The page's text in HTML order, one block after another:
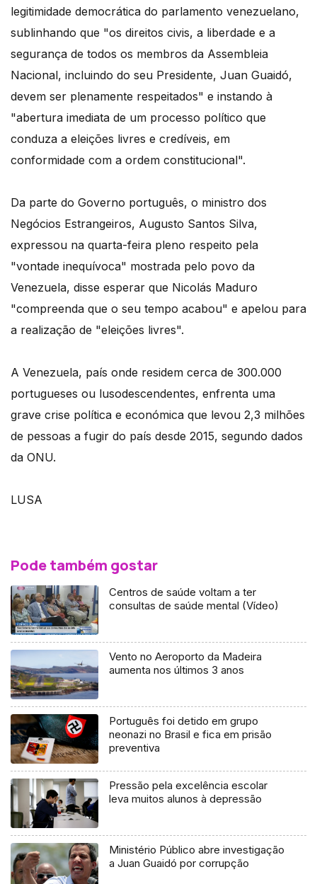
legitimidade democrática do parlamento venezuelano,
sublinhando que "os direitos civis, a liberdade e a
segurança de todos os membros da Assembleia
Nacional, incluindo do seu Presidente, Juan Guaidó,
devem ser plenamente respeitados" e instando à
"abertura imediata de um processo político que
conduza a eleições livres e credíveis, em
conformidade com a ordem constitucional".
Da parte do Governo português, o ministro dos
Negócios Estrangeiros, Augusto Santos Silva,
expressou na quarta-feira pleno respeito pela
"vontade inequívoca" mostrada pelo povo da
Venezuela, disse esperar que Nicolás Maduro
"compreenda que o seu tempo acabou" e apelou para
a realização de "eleições livres".
A Venezuela, país onde residem cerca de 300.000
portugueses ou lusodescendentes, enfrenta uma
grave crise política e económica que levou 2,3 milhões
de pessoas a fugir do país desde 2015, segundo dados
da ONU.
LUSA
Pode também gostar
Centros de saúde voltam a ter
consultas de saúde mental (Vídeo)
Vento no Aeroporto da Madeira
aumenta nos últimos 3 anos
Português foi detido em grupo
neonazi no Brasil e fica em prisão
preventiva
Pressão pela excelência escolar
leva muitos alunos à depressão
Ministério Público abre investigação
a Juan Guaidó por corrupção